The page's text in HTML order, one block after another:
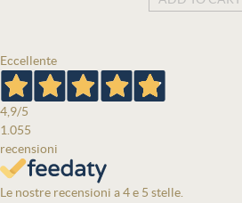
Eccellente
4,9/5
1.055
recensioni
Le nostre recensioni a 4 e 5 stelle.